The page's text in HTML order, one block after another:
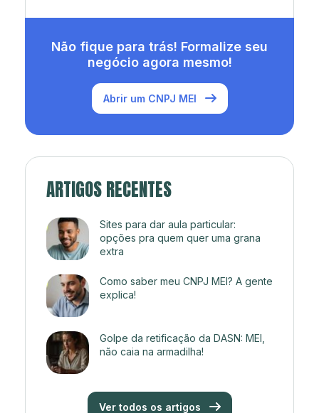
Não fique para trás! Formalize seu
negócio agora mesmo!
Abrir um CNPJ MEI
ARTIGOS RECENTES
Sites para dar aula particular:
opções pra quem quer uma grana
extra
Como saber meu CNPJ MEI? A gente
explica!
Golpe da retificação da DASN: MEI,
não caia na armadilha!
Ver todos os artigos